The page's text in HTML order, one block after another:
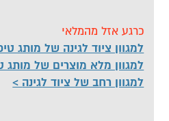
כרגע אזל מהמלאי
למגוון ציוד לגינה של מותג
למגוון מלא מוצרים של מותג
למגוון רחב של ציוד לגינה